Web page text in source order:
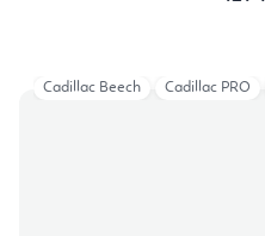
Cadillac Beech Cadillac PRO